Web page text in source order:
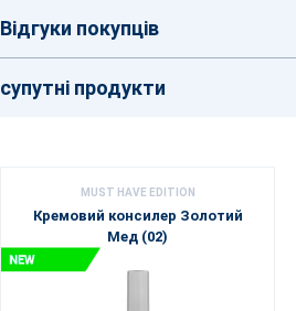
Відгуки покупців
супутні продукти
MUST HAVE EDITION
Кремовий консилер Золотий
Мед (02)